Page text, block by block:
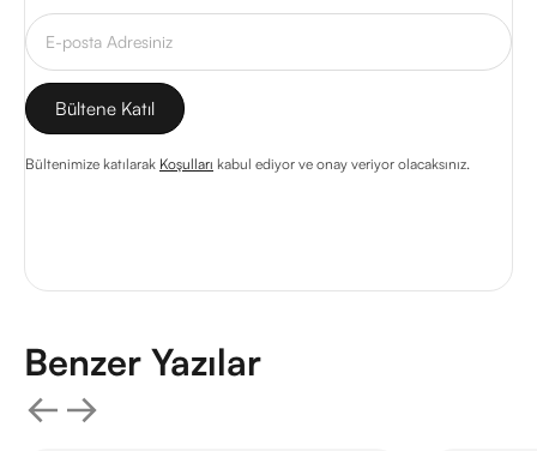
Bültenimize katılarak Koşulları kabul ediyor ve onay veriyor olacaksınız.
Benzer Yazılar